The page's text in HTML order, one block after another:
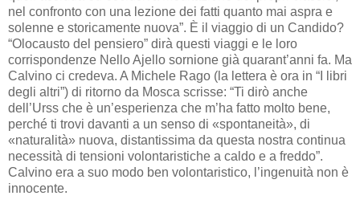
nel confronto con una lezione dei fatti quanto mai aspra e
solenne e storicamente nuova”. È il viaggio di un Candido?
“Olocausto del pensiero” dirà questi viaggi e le loro
corrispondenze Nello Ajello sornione già quarant’anni fa. Ma
Calvino ci credeva. A Michele Rago (la lettera è ora in “I libri
degli altri”) di ritorno da Mosca scrisse: “Ti dirò anche
dell’Urss che è un’esperienza che m’ha fatto molto bene,
perché ti trovi davanti a un senso di «spontaneità», di
«naturalità» nuova, distantissima da questa nostra continua
necessità di tensioni volontaristiche a caldo e a freddo”.
Calvino era a suo modo ben volontaristico, l’ingenuità non è
innocente.